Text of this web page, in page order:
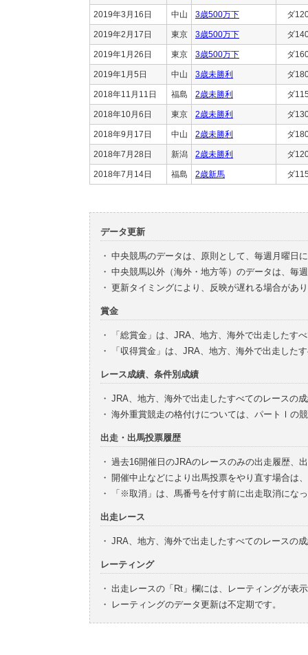
2019年3月16日 中山 3歳500万下 ダ
2019年2月17日 東京 3歳500万下 ダ
2019年1月26日 東京 3歳500万下 ダ
2019年1月5日 中山 3歳未勝利 ダ
2018年11月11日 福島 2歳未勝利 ダ
2018年10月6日 東京 2歳未勝利 ダ
2018年9月17日 中山 2歳未勝利 ダ
2018年7月28日 新潟 2歳未勝利 ダ
2018年7月14日 福島 2歳新馬 ダ
データ更新
・ 中央競馬のデータは、原則として、毎週月曜日
・ 中央競馬以外（海外・地方等）のデータは、毎
・ 更新タイミングにより、反映が遅れる場合があ
賞金
・
「総賞金」は、JRA、地方、海外で出走したす
・
「収得賞金」は、JRA、地方、海外で出走した
レース成績、条件別成績
・ JRA、地方、海外で出走したすべてのレースの
・ 海外重賞競走の格付けについては、パートⅠの
出走・出馬投票履歴
・ 過去16開催日のJRAのレースのみの出走履歴、
・ 開催中止などにより出馬投票をやり直す場合は
・
「※取消」は、馬番号を付す前に出走取消にな
出走レース
・ JRA、地方、海外で出走したすべてのレースの
レーティング
・ 出走レースの「Rt」欄には、レーティングが表
・
レーティングのデータ更新は不定期です。